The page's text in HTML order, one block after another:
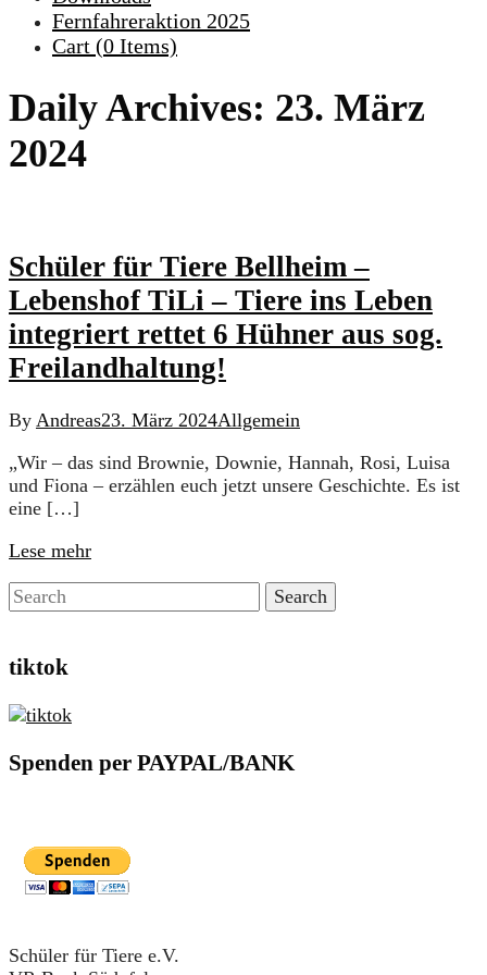
Fernfahreraktion 2025
Cart (0 Items)
Daily Archives: 23. März
2024
Schüler für Tiere Bellheim –
Lebenshof TiLi – Tiere ins Leben
integriert rettet 6 Hühner aus sog.
Freilandhaltung!
By Andreas23. März 2024Allgemein
„Wir – das sind Brownie, Downie, Hannah, Rosi, Luisa
und Fiona – erzählen euch jetzt unsere Geschichte. Es ist
eine […]
Lese mehr
tiktok
Spenden per PAYPAL/BANK
Schüler für Tiere e.V.